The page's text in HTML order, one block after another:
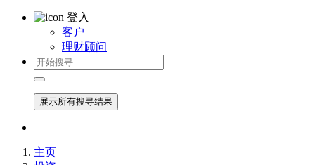
登入
客户
理财顾问
展示所有搜寻结果
主页